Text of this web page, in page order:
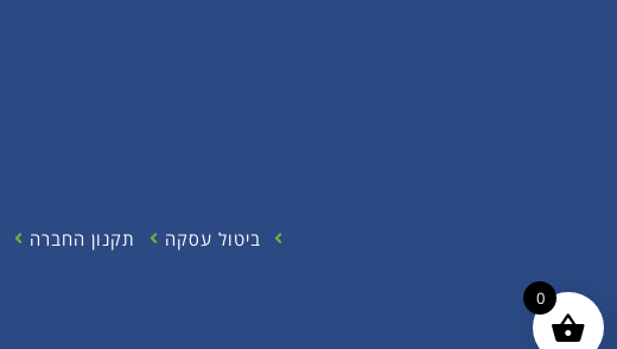
ביטול עסקה תקנון החברה
0